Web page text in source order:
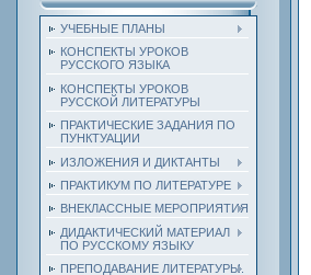
УЧЕБНЫЕ ПЛАНЫ
КОНСПЕКТЫ УРОКОВ
РУССКОГО ЯЗЫКА
КОНСПЕКТЫ УРОКОВ
РУССКОЙ ЛИТЕРАТУРЫ
ПРАКТИЧЕСКИЕ ЗАДАНИЯ ПО
ПУНКТУАЦИИ
ИЗЛОЖЕНИЯ И ДИКТАНТЫ
ПРАКТИКУМ ПО ЛИТЕРАТУРЕ
ВНЕКЛАССНЫЕ МЕРОПРИЯТИЯ
ДИДАКТИЧЕСКИЙ МАТЕРИАЛ
ПО РУССКОМУ ЯЗЫКУ
ПРЕПОДАВАНИЕ ЛИТЕРАТУРЫ.